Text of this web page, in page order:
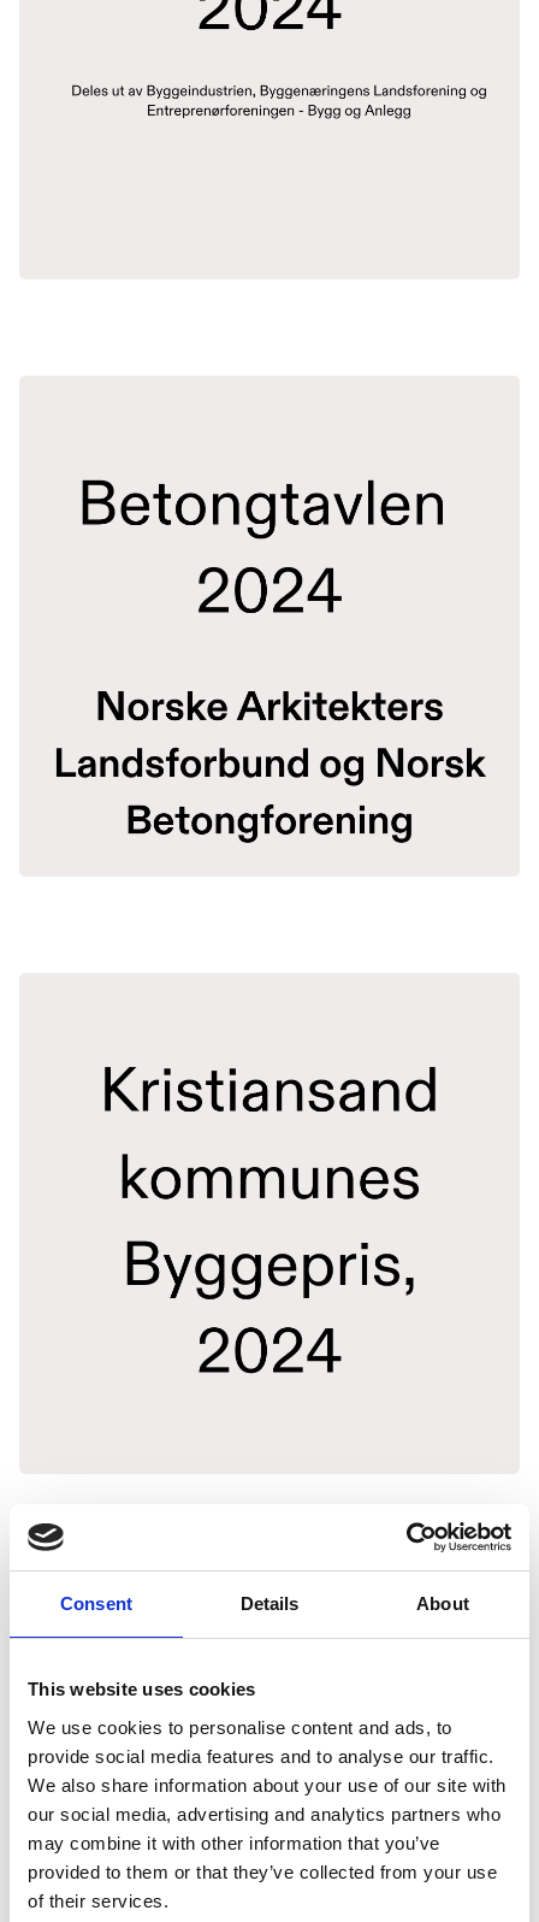
Consent Details About
This website uses cookies
We use cookies to personalise content and ads, to
provide social media features and to analyse our traffic.
We also share information about your use of our site with
our social media, advertising and analytics partners who
may combine it with other information that you’ve
provided to them or that they’ve collected from your use
of their services.